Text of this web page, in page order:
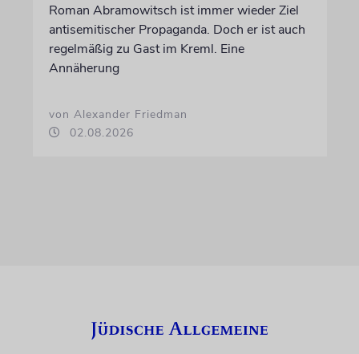
Roman Abramowitsch ist immer wieder Ziel
antisemitischer Propaganda. Doch er ist auch
regelmäßig zu Gast im Kreml. Eine
Annäherung
von Alexander Friedman
02.08.2026